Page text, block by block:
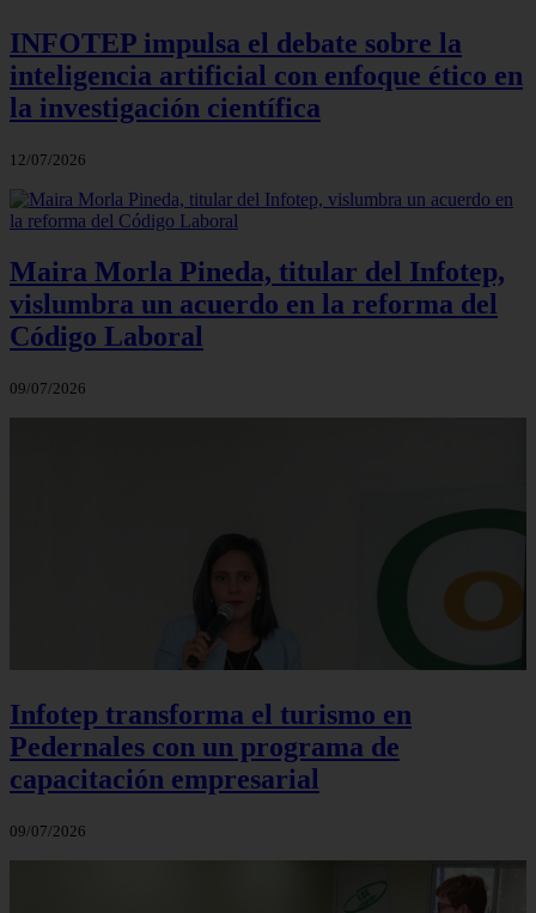
INFOTEP impulsa el debate sobre la
inteligencia artificial con enfoque ético en
la investigación científica
12/07/2026
Maira Morla Pineda, titular del Infotep,
vislumbra un acuerdo en la reforma del
Código Laboral
09/07/2026
Infotep transforma el turismo en
Pedernales con un programa de
capacitación empresarial
09/07/2026